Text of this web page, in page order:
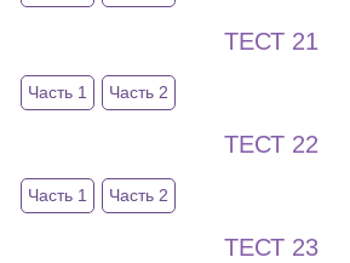
ТЕСТ 21
Часть 1 Часть 2
ТЕСТ 22
Часть 1 Часть 2
ТЕСТ 23